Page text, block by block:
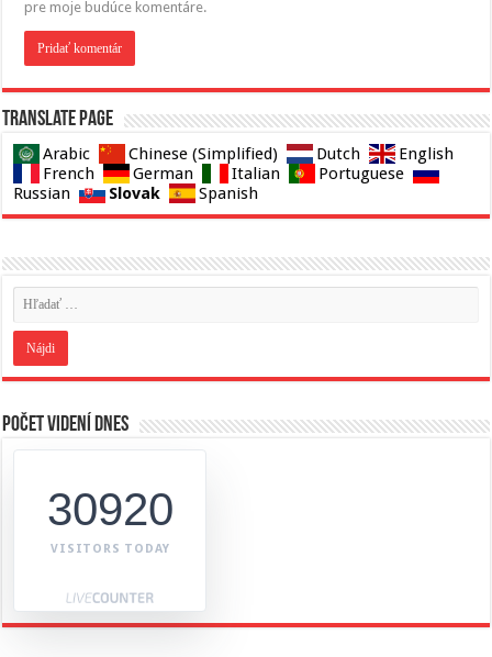
pre moje budúce komentáre.
Translate page
Arabic Chinese (Simplified) Dutch
English
French
German Italian
Portuguese
Russian
Slovak Spanish
Počet videní dnes
30920
VISITORS TODAY